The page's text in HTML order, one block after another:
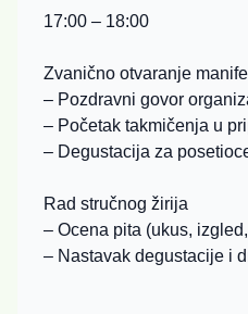
17:00 – 18:00
Zvanično otvaranje
– Pozdravni govor
– Početak takmičenja u
– Degustacija za
Rad stručnog žirija
– Ocena pita (ukus,
– Nastavak degustacije i